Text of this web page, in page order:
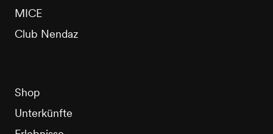
MICE
Club Nendaz
Shop
Unterkünfte